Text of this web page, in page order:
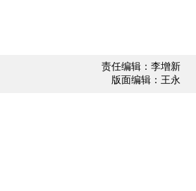
责任编辑：李增新
版面编辑：王永